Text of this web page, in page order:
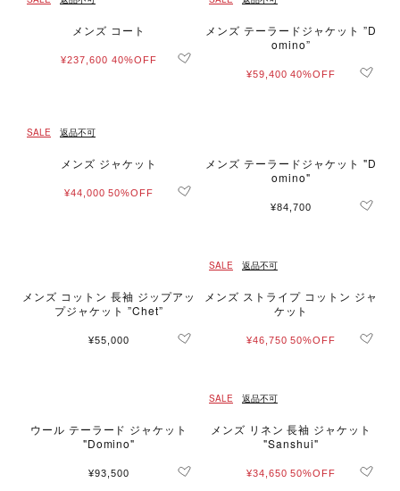
メンズ コート
¥237,600 40%OFF
メンズ テーラードジャケット ”D
omino”
¥59,400 40%OFF
SALE 返品不可
メンズ ジャケット
¥44,000 50%OFF
メンズ テーラードジャケット "D
omino"
¥84,700
メンズ コットン 長袖 ジップアッ
プジャケット ”Chet”
¥55,000
SALE 返品不可
メンズ ストライプ コットン ジャ
ケット
¥46,750 50%OFF
ウール テーラード ジャケット
"Domino"
¥93,500
SALE 返品不可
メンズ リネン 長袖 ジャケット
"Sanshui"
¥34,650 50%OFF